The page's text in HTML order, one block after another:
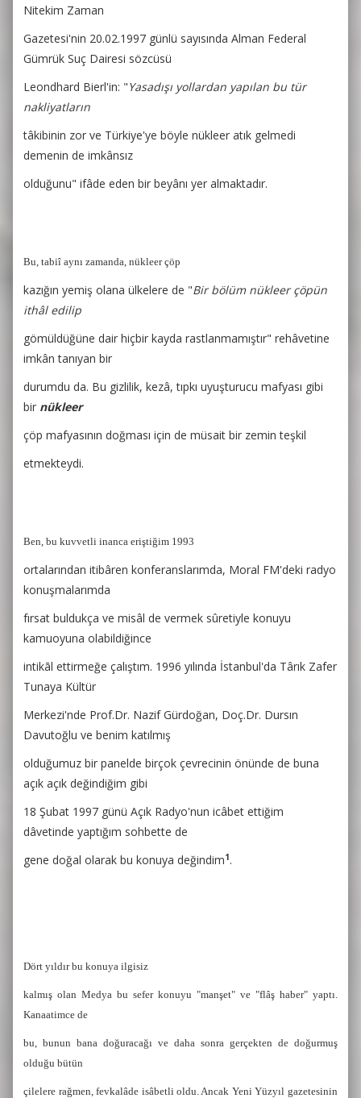
Nitekim Zaman
Gazetesi'nin 20.02.1997 günlü sayısında Alman Federal
Gümrük Suç Dairesi sözcüsü
Leondhard Bierl'in: "Yasadışı yollardan yapılan bu tür
nakliyatların
tâkibinin zor ve Türkiye'ye böyle nükleer atık gelmedi
demenin de imkânsız
olduğunu" ifâde eden bir beyânı yer almaktadır.
Bu, tabiî aynı zamanda, nükleer çöp
kazığın yemiş olana ülkelere de "Bir bölüm nükleer çöpün
ithâl edilip
gömüldüğüne dair hiçbir kayda rastlanmamıştır" rehâvetine
imkân tanıyan bir
durumdu da. Bu gizlilik, kezâ, tıpkı uyuşturucu mafyası gibi
bir nükleer
çöp mafyasının doğması için de müsait bir zemin teşkil
etmekteydi.
Ben, bu kuvvetli inanca eriştiğim 1993
ortalarından itibâren konferanslarımda, Moral FM'deki radyo
konuşmalarımda
fırsat buldukça ve misâl de vermek sûretiyle konuyu
kamuoyuna olabildiğince
intikāl ettirmeğe çalıştım. 1996 yılında İstanbul'da Târık Zafer
Tunaya Kültür
Merkezi'nde Prof.Dr. Nazif Gürdoğan, Doç.Dr. Dursın
Davutoğlu ve benim katılmış
olduğumuz bir panelde birçok çevrecinin önünde de buna
açık açık değindiğim gibi
18 Şubat 1997 günü Açık Radyo'nun icâbet ettiğim
dâvetinde yaptığım sohbette de
gene doğal olarak bu konuya değindim1.
Dört yıldır bu konuya ilgisiz
kalmış olan Medya bu sefer konuyu "manşet" ve "flâş haber" yaptı.
Kanaatimce de
bu, bunun bana doğuracağı ve daha sonra gerçekten de doğurmuş
olduğu bütün
çilelere rağmen, fevkalâde isâbetli oldu. Ancak Yeni Yüzyıl gazetesinin